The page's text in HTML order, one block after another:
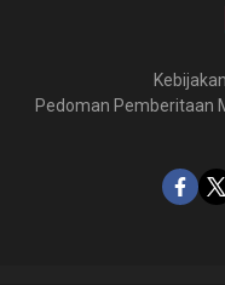
Pedoman Pemberitaan